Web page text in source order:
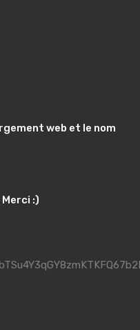
web et le nom
:)